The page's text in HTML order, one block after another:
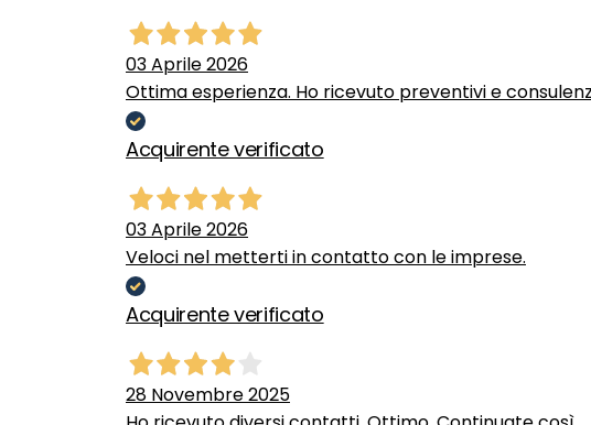
03 Aprile 2026
Ottima esperienza. Ho ricevuto preventivi e
Acquirente verificato
03 Aprile 2026
Veloci nel metterti in contatto con le imprese.
Acquirente verificato
28 Novembre 2025